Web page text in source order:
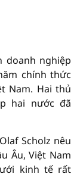
doanh nghiệp
chính thức
Nam. Hai thủ
hai nước đã
Scholz nêu
Âu, Việt Nam
kinh tế rất